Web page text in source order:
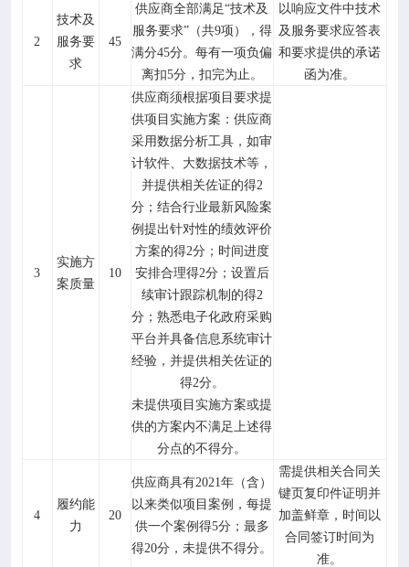
2
技术及
服务要
求
45
供应商全部满足“技术及
服务要求”（共9项），得
满分45分。每有一项负偏
离扣5分，扣完为止。
以响应文件中技术
及服务要求应答表
和要求提供的承诺
函为准。
3
实施方
案质量
10
供应商须根据项目要求提
供项目实施方案：供应商
采用数据分析工具，如审
计软件、大数据技术等 ，
并提供相关佐证的得2
分；结合行业最新风险案
例提出针对性的绩效评价
方案的得2分；时间进度
安排合理得2分；设置后
续审计跟踪机制的得2
分；熟悉电子化政府采购
平台并具备信息系统审计
经验 ，并提供相关佐证的
得2分。
未提供项目实施方案或提
供的方案内不满足上述得
分点的不得分。
4
履约能
力
20
供应商具有2021年（含）
以来类似项目案例，每提
供一个案例得5分；最多
得20分，未提供不得分。
需提供相关合同关
键页复印件证明并
加盖鲜章，时间以
合同签订时间为
准。